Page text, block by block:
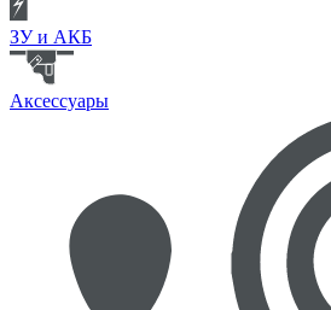
ЗУ и АКБ
Аксессуары